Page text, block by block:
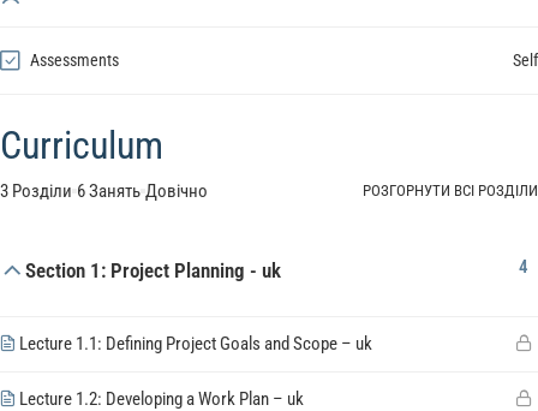
Assessments Self
Curriculum
3 Розділи 6 Занять Довічно РОЗГОРНУТИ ВСІ РОЗДІЛИ
Section 1: Project Planning - uk 4
Lecture 1.1: Defining Project Goals and Scope – uk
Lecture 1.2: Developing a Work Plan – uk